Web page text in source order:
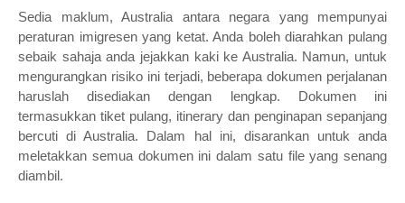
Sedia maklum, Australia antara negara yang mempunyai
peraturan imigresen yang ketat. Anda boleh diarahkan pulang
sebaik sahaja anda jejakkan kaki ke Australia. Namun, untuk
mengurangkan risiko ini terjadi, beberapa dokumen perjalanan
haruslah disediakan dengan lengkap. Dokumen ini
termasukkan tiket pulang, itinerary dan penginapan sepanjang
bercuti di Australia. Dalam hal ini, disarankan untuk anda
meletakkan semua dokumen ini dalam satu file yang senang
diambil.